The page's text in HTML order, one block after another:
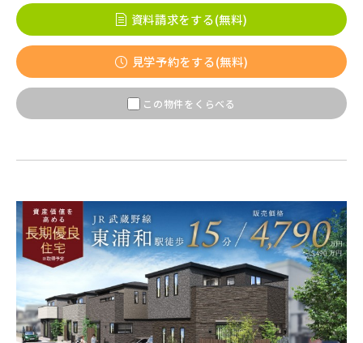
千葉市(2)
千葉・常磐エリア(15)
守谷市(0) 松戸市(4)
野田市(0)
柏市(3)
流山市(4) 我孫子市(4)
東京都(7)
練馬区(2) 足立区(0)
葛飾区(2)
江戸川区(1)
東久留米市(2)
資料請求をする(無料)
見学予約をする(無料)
この物件をくらべる